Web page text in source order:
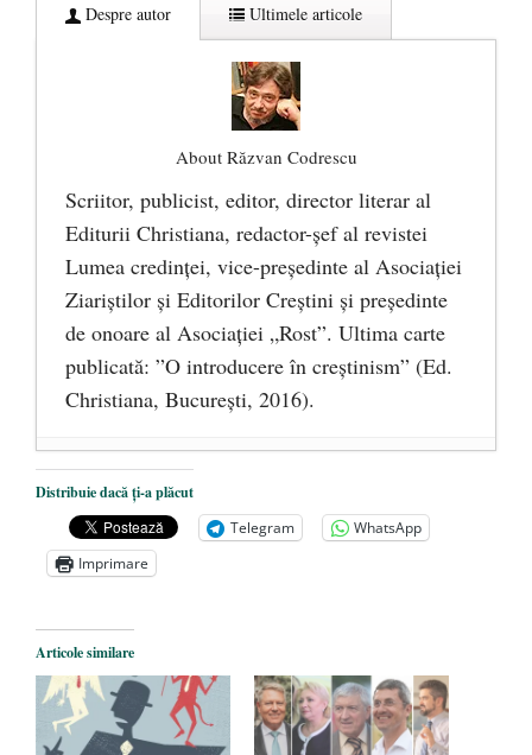
Despre autor Ultimele articole
About Răzvan Codrescu
Scriitor, publicist, editor, director literar al
Editurii Christiana, redactor-şef al revistei
Lumea credinţei, vice-preşedinte al Asociaţiei
Ziariştilor şi Editorilor Creştini şi preşedinte
de onoare al Asociaţiei „Rost”. Ultima carte
publicată: ”O introducere în creștinism” (Ed.
Christiana, Bucureşti, 2016).
DANA KONYA-PETRIȘOR, ÎNTRU
VEȘNICĂ POMENIRE
- 17 martie 2021
ÎNĂLȚATU-S-A! - 28 mai 2020
Sic credo – Francisco Franco (1892-1975)
Distribuie dacă ți-a plăcut
Telegram
WhatsApp
Imprimare
Articole similare